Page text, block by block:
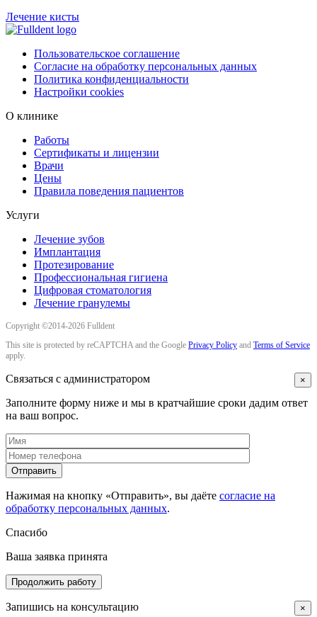
Лечение кисты
Пользовательское соглашение
Согласие на обработку персональных данных
Политика конфиденциальности
Настройки cookies
О клинике
Работы
Сертификаты и лицензии
Врачи
Цены
Правила поведения пациентов
Услуги
Лечение зубов
Имплантация
Протезирование
Профессиональная гигиена
Цифровая стоматология
Лечение гранулемы
Copyright ©2014-2026 Fulldent
This site is protected by reCAPTCHA and the Google Privacy Policy and Terms of Service
apply.
×
Связаться с администратором
Заполните форму ниже и мы в кратчайшие сроки дадим ответ
на ваш вопрос.
Нажимая на кнопку «Отправить», вы даёте согласие на
обработку персональных данных.
Спасибо
Ваша заявка принята
Продолжить работу
×
Запишись на консультацию